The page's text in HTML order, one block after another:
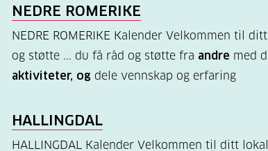
NEDRE ROMERIKE
NEDRE ROMERIKE Kalender Velkommen til
og støtte ... du få råd og støtte fra andre med
aktiviteter, og dele vennskap og erfaring
HALLINGDAL
HALLINGDAL Kalender Velkommen til ditt